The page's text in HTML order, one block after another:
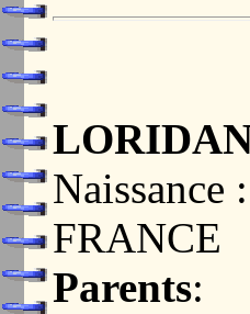
FRANCE
Parents: